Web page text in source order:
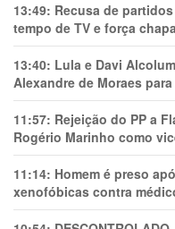
13:49: Recusa de
tempo de TV e força
13:40: Lula e Davi
Alexandre de Moraes
11:57: Rejeição do PP a
Rogério Marinho como
11:14: Homem é preso
xenofóbicas contra